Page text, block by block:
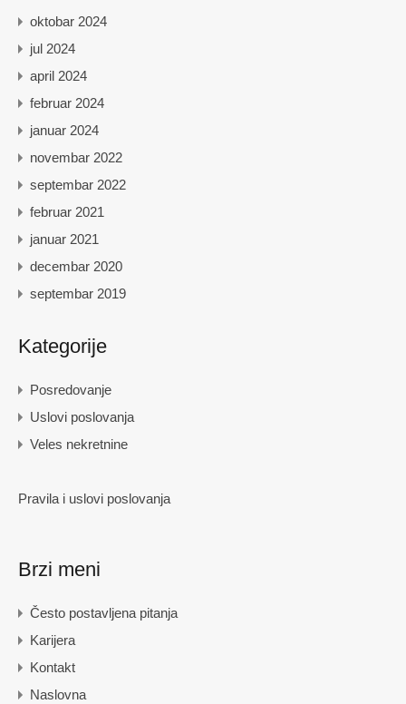
oktobar 2024
jul 2024
april 2024
februar 2024
januar 2024
novembar 2022
septembar 2022
februar 2021
januar 2021
decembar 2020
septembar 2019
Kategorije
Posredovanje
Uslovi poslovanja
Veles nekretnine
Pravila i uslovi poslovanja
Brzi meni
Često postavljena pitanja
Karijera
Kontakt
Naslovna